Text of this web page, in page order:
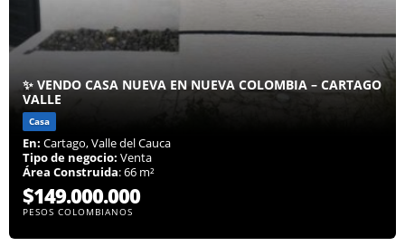
✨ VENDO CASA NUEVA EN NUEVA COLOMBIA – CARTAGO
VALLE
Casa
En: Cartago, Valle del Cauca
Tipo de negocio: Venta
Área Construida: 66 m²
$149.000.000
PESOS COLOMBIANOS